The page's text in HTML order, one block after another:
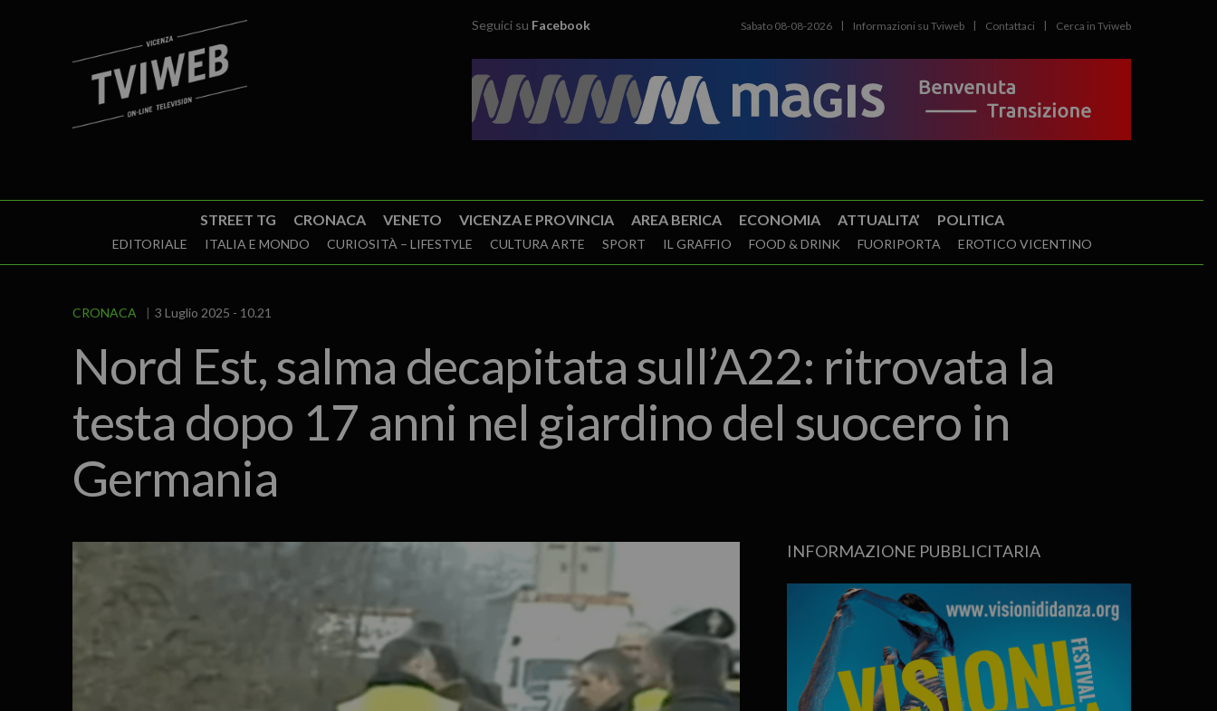
Seguici su Facebook Sabato 08-08-2026 Informazioni su Tviweb Contattaci Cerca in Tviweb
STREET TG CRONACA VENETO VICENZA E PROVINCIA AREA BERICA ECONOMIA ATTUALITA’ POLITICA
EDITORIALE ITALIA E MONDO CURIOSITÀ – LIFESTYLE CULTURA ARTE SPORT IL GRAFFIO FOOD & DRINK FUORIPORTA EROTICO VICENTINO
CRONACA 3 Luglio 2025 - 10.21
Nord Est, salma decapitata sull’A22: ritrovata la
testa dopo 17 anni nel giardino del suocero in
Germania
INFORMAZIONE PUBBLICITARIA